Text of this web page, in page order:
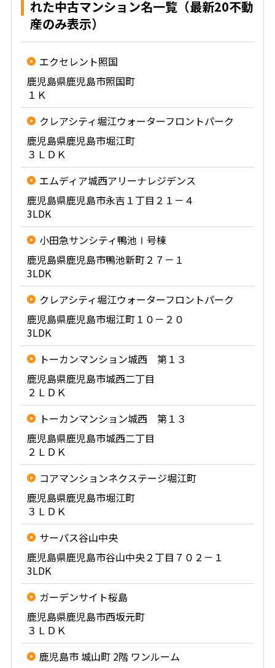
れた中古マンション名一覧（最新20不動
産のみ表示）
エクセレント照国
鹿児島県鹿児島市照国町
１Ｋ
クレアシティ堀江ウォーターフロントパーク
鹿児島県鹿児島市堀江町
３ＬＤＫ
エムディア城西アリーナレジデンス
鹿児島県鹿児島市永吉１丁目２１－４
3LDK
小田急サンシティ鴨池Ⅰ号棟
鹿児島県鹿児島市鴨池新町２７－１
3LDK
クレアシティ堀江ウォーターフロントパーク
鹿児島県鹿児島市堀江町１０－２０
3LDK
トーカンマンション城西 第１３
鹿児島県鹿児島市城西二丁目
２ＬＤＫ
トーカンマンション城西 第１３
鹿児島県鹿児島市城西二丁目
２ＬＤＫ
コアマンションネクステージ堀江町
鹿児島県鹿児島市堀江町
３ＬＤＫ
サーパス谷山中央
鹿児島県鹿児島市谷山中央２丁目７０２－１
3LDK
ガーデンサイト桜島
鹿児島県鹿児島市西坂元町
３ＬＤＫ
鹿児島市 城山町 2階 ワンルーム